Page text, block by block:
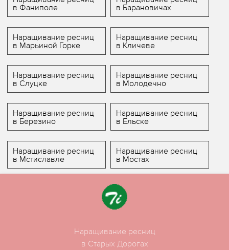
в Фаниполе
в Барановичах
Наращивание ресниц
в Марьиной Горке
Наращивание ресниц
в Кличеве
Наращивание ресниц
в Слуцке
Наращивание ресниц
в Молодечно
Наращивание ресниц
в Березино
Наращивание ресниц
в Ельске
Наращивание ресниц
в Мстиславле
Наращивание ресниц
в Мостах
Наращивание ресниц
в Старых Дорогах